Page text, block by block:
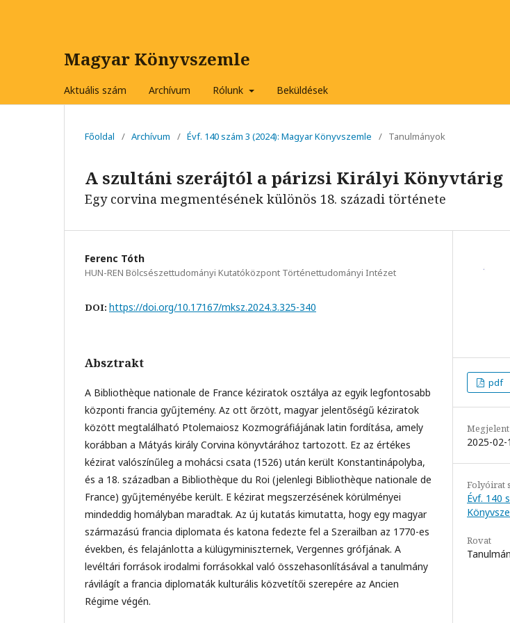
Magyar Könyvszemle
Aktuális szám Archívum Rólunk Beküldések
Főoldal / Archívum / Évf. 140 szám 3 (2024): Magyar Könyvszemle / Tanulmányok
A szultáni szerájtól a párizsi Királyi Könyvtárig
Egy corvina megmentésének különös 18. századi története
Ferenc Tóth
HUN-REN Bölcsészettudományi Kutatóközpont Történettudományi Intézet
DOI: https://doi.org/10.17167/mksz.2024.3.325-340
Absztrakt
A Bibliothèque nationale de France kéziratok osztálya az egyik legfontosabb
központi francia gyűjtemény. Az ott őrzött, magyar jelentőségű kéziratok
között megtalálható Ptolemaiosz Kozmográfiájának latin fordítása, amely
korábban a Mátyás király Corvina könyvtárához tartozott. Ez az értékes
kézirat valószínűleg a mohácsi csata (1526) után került Konstantinápolyba,
és a 18. században a Bibliothèque du Roi (jelenlegi Bibliothèque nationale de
France) gyűjteményébe került. E kézirat megszerzésének körülményei
mindeddig homályban maradtak. Az új kutatás kimutatta, hogy egy magyar
származású francia diplomata és katona fedezte fel a Szerailban az 1770-es
években, és felajánlotta a külügyminiszternek, Vergennes grófjának. A
levéltári források irodalmi forrásokkal való összehasonlításával a tanulmány
rávilágít a francia diplomaták kulturális közvetítői szerepére az Ancien
Régime végén.
pdf
Megjelent
2025-02-
Folyóirat
Évf. 140
Rovat